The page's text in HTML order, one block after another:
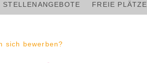
STELLENANGEBOTE FREIE PLÄTZE
sich bewerben?